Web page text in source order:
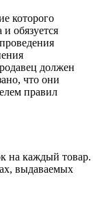
которого
и обязуется
должен
что они
правил
на каждый товар.
выдаваемых